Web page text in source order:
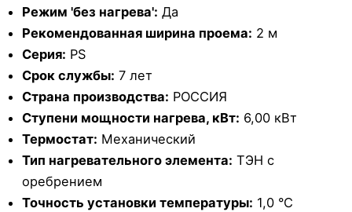
Режим 'без нагрева': Да
Рекомендованная ширина проема: 2 м
Серия: PS
Срок службы: 7 лет
Страна производства: РОССИЯ
Ступени мощности нагрева, кВт: 6,00 кВт
Термостат: Механический
Тип нагревательного элемента: ТЭН с
оребрением
Точность установки температуры: 1,0 °С